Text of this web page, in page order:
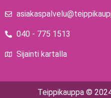
040 - 775 1513
Sijainti kartalla
Teippikauppa ©